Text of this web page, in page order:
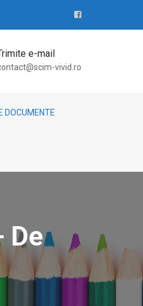
e-mail
vivid.ro
DOCUMENTE
De